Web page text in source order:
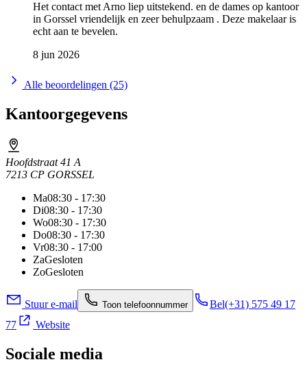
Het contact met Arno liep uitstekend. en de dames op kantoor
in Gorssel vriendelijk en zeer behulpzaam . Deze makelaar is
echt aan te bevelen.
8 jun 2026
Alle beoordelingen (25)
Kantoorgegevens
Hoofdstraat 41 A
7213 CP GORSSEL
Ma08:30 - 17:30
Di08:30 - 17:30
Wo08:30 - 17:30
Do08:30 - 17:30
Vr08:30 - 17:00
ZaGesloten
ZoGesloten
Stuur e-mail Toon telefoonnummer Bel(+31) 575 49 17
77
Website
Sociale media